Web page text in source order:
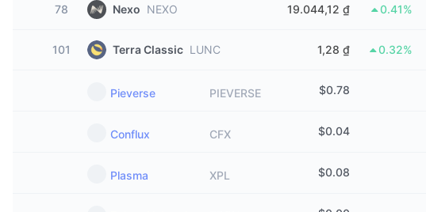
78 Nexo NEXO 19.044,12 ₫ 0.41%
101 Terra Classic LUNC 1,28 ₫ 0.32%
Pieverse PIEVERSE $0.78
Conflux CFX $0.04
Plasma XPL $0.08